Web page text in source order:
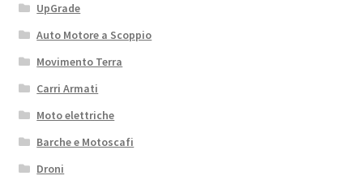
UpGrade
Auto Motore a Scoppio
Movimento Terra
Carri Armati
Moto elettriche
Barche e Motoscafi
Droni